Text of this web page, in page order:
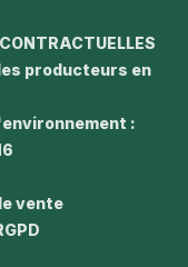
producteurs en
:
vente